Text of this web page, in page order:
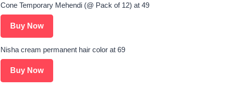
Cone Temporary Mehendi (@ Pack of 12) at 49
Buy Now
Nisha cream permanent hair color at 69
Buy Now